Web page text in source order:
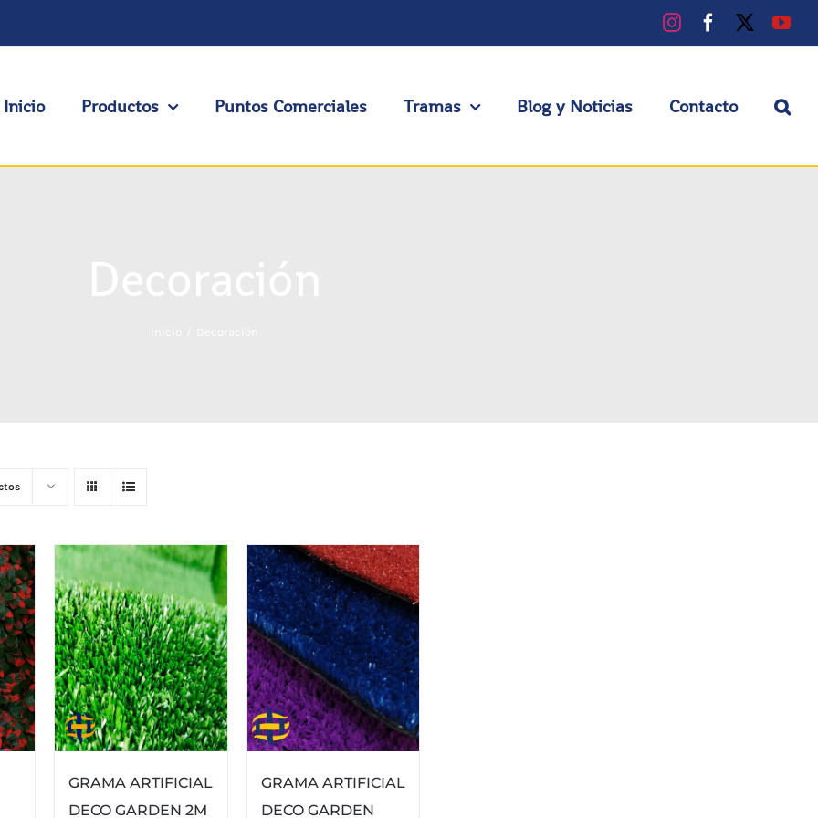
InstagramFacebook
Inicio Productos Puntos Comerciales Tramas Blog y Noticias Contacto
GRAMA ARTIFICIAL
DECO GARDEN 2M
GRAMA ARTIFICIAL
DECO GARDEN